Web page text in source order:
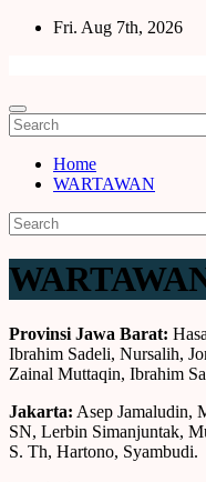
Skip
Fri. Aug 7th, 2026
Home
WARTAWAN
Provinsi Jawa Barat:
Ibrahim Sadeli, Nursalih,
Zainal Muttaqin, Ibrahim
Jakarta: Asep Jamaludin,
SN, Lerbin Simanjuntak,
S. Th, Hartono, Syambudi.